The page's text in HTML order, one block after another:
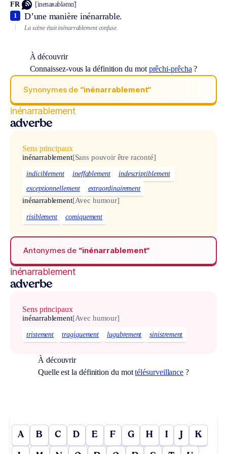
FR [inenaʀabləmɑ̃]
D’une manière inénarrable.
1
La scène était inénarrablement confuse.
À découvrir
Connaissez-vous la définition du mot prêchi-prêcha ?
Synonymes de “inénarrablement“
inénarrablement
adverbe
Sens principaux
inénarrablement[Sans pouvoir être raconté]
indiciblement ineffablement
indescriptiblement
exceptionnellement
extraordinairement
inénarrablement[Avec humour]
risiblement comiquement
Antonymes de “inénarrablement“
inénarrablement
adverbe
Sens principaux
inénarrablement[Avec humour]
tristement tragiquement lugubrement sinistrement
À découvrir
Quelle est la définition du mottélésurveillance ?
A B C D E F G H I J K